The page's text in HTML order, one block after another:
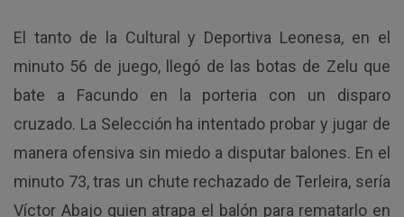
El tanto de la Cultural y Deportiva Leonesa, en el
minuto 56 de juego, llegó de las botas de Zelu que
bate a Facundo en la porteria con un disparo
cruzado. La Selección ha intentado probar y jugar de
manera ofensiva sin miedo a disputar balones. En el
minuto 73, tras un chute rechazado de Terleira, sería
Víctor Abajo quien atrapa el balón para rematarlo en